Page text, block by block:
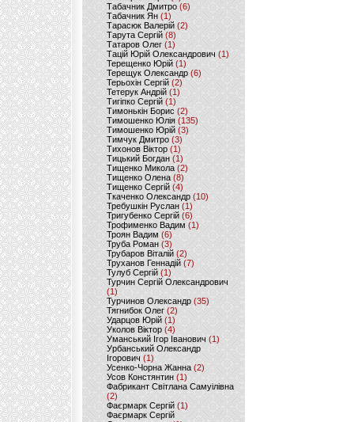
Табачник Дмитро (6)
Табачник Ян(1)
Тарасюк Валерій (2)
Тарута Сергій (8)
Татаров Олег(1)
Тацій Юрій Олександрович(1)
Терещенко Юрій(1)
Терещук Олександр(6)
Терьохін Сергій (2)
Тетерук Андрій (1)
Тигіпко Сергій(1)
Тимонькін Борис (2)
Тимошенко Юлія (135)
Тимошенко Юрій(3)
Тимчук Дмитро (3)
Тихонов Віктор (1)
Тицький Богдан (1)
Тищенко Микола (2)
Тищенко Олена (8)
Тищенко Сергій (4)
Ткаченко Олександр (10)
Требушкін Руслан (1)
Тригубенко Сергій(6)
Трофименко Вадим (1)
Троян Вадим (6)
Труба Роман(3)
Трубаров Віталій (2)
Труханов Геннадій (7)
Тулуб Сергій(1)
Турчин Сергій Олександрович
(1)
Турчинов Олександр(35)
Тягнибок Олег (2)
Ударцов Юрій (1)
Уколов Віктор(4)
Уманський Ігор Іванович(1)
Урбанський Олександр
Ігорович (1)
Усенко-Чорна Жанна (2)
Усов Констянтин(1)
Фабрикант Світлана Самуілівна
(2)
Фаєрмарк Сергій(1)
Фаєрмарк Сергій